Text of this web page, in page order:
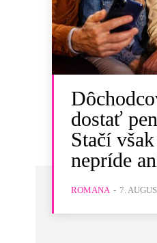
dostať
Stačí
nepríde
ROMANA - 7.